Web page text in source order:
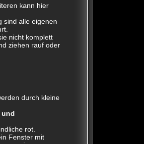
kann hier
sind alle eigenen
nicht komplett
ziehen rauf oder
durch kleine
und
rot.
Fenster mit